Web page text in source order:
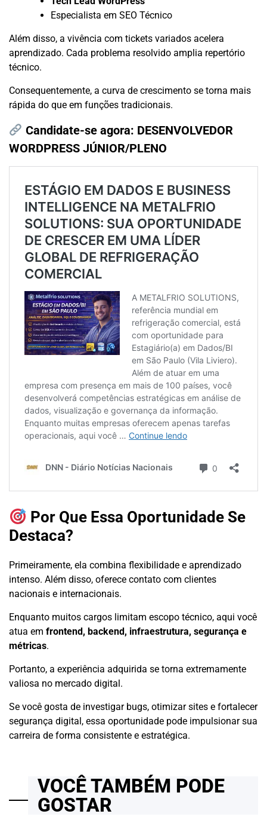
Especialista em SEO Técnico
Além disso, a vivência com tickets variados acelera
aprendizado. Cada problema resolvido amplia repertório
técnico.
Consequentemente, a curva de crescimento se torna mais
rápida do que em funções tradicionais.
Candidate-se agora: DESENVOLVEDOR
WORDPRESS JÚNIOR/PLENO
Por Que Essa Oportunidade Se
Destaca?
Primeiramente, ela combina flexibilidade e aprendizado
intenso. Além disso, oferece contato com clientes
nacionais e internacionais.
Enquanto muitos cargos limitam escopo técnico, aqui você
atua em frontend, backend, infraestrutura, segurança e
métricas.
Portanto, a experiência adquirida se torna extremamente
valiosa no mercado digital.
Se você gosta de investigar bugs, otimizar sites e fortalecer
segurança digital, essa oportunidade pode impulsionar sua
carreira de forma consistente e estratégica.
VOCÊ TAMBÉM PODE
GOSTAR